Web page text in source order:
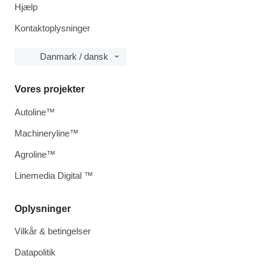
Hjælp
Kontaktoplysninger
Danmark / dansk
Oplysninger
Vilkår & betingelser
Datapolitik
Vores projekter
Autoline™
Machineryline™
Agroline™
Linemedia Digital ™